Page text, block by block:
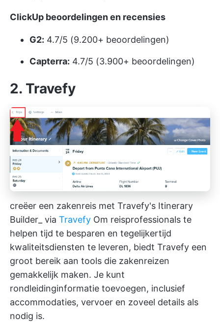
ClickUp beoordelingen en recensies
G2: 4.7/5 (9.200+ beoordelingen)
Capterra: 4.7/5 (3.900+ beoordelingen)
2. Travefy
creëer een zakenreis met Travefy's Itinerary
Builder_ via Travefy Om reisprofessionals te
helpen tijd te besparen en tegelijkertijd
kwaliteitsdiensten te leveren, biedt Travefy een
groot bereik aan tools die zakenreizen
gemakkelijk maken. Je kunt
rondleidinginformatie toevoegen, inclusief
accommodaties, vervoer en zoveel details als
nodig is.